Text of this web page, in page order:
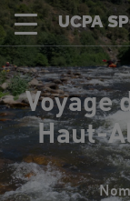
UCPA
Voyage
Haut-